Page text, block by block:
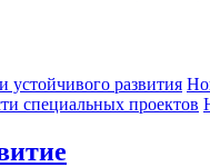
устойчивого развития
специальных проектов